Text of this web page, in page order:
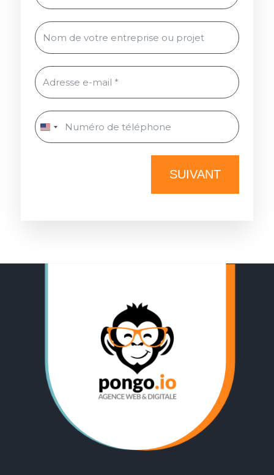
SUIVANT
Campagne publicitaire sur Meta
J'accepte les conditions d’utilisation
des données.
Lire la politique de
confidentialité.